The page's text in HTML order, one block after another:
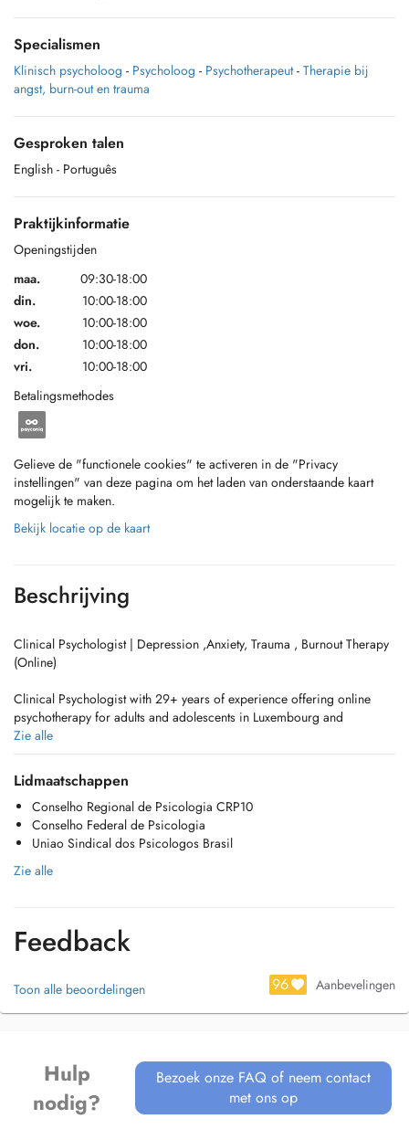
Specialismen
Klinisch psycholoog - Psycholoog - Psychotherapeut - Therapie bij
angst, burn-out en trauma
Gesproken talen
English - Português
Praktijkinformatie
Openingstijden
maa.
09:30-18:00
din.
10:00-18:00
woe.
10:00-18:00
don.
10:00-18:00
vri.
10:00-18:00
Betalingsmethodes
Gelieve de "functionele cookies" te activeren in de "Privacy
instellingen" van deze pagina om het laden van onderstaande kaart
mogelijk te maken.
Bekijk locatie op de kaart
Beschrijving
Clinical Psychologist | Depression ,Anxiety, Trauma , Burnout Therapy
(Online)
Clinical Psychologist with 29+ years of experience offering online
psychotherapy for adults and adolescents in Luxembourg and
internationally.
Trauma and emotional distress
Depression
Relationship difficulties
Emotional regulation issues
Anxiety and panic attacks
Burnout and work stress
Languages: English Portuguese
Afternoon and early evening appointments available
Cancellations under 24h are charged in full
Zie alle
Lidmaatschappen
Conselho Regional de Psicologia CRP10
Conselho Federal de Psicologia
Uniao Sindical dos Psicologos Brasil
Zie alle
Feedback
Toon alle beoordelingen 96 Aanbevelingen
Hulp
nodig?
Bezoek onze FAQ of neem contact
met ons op